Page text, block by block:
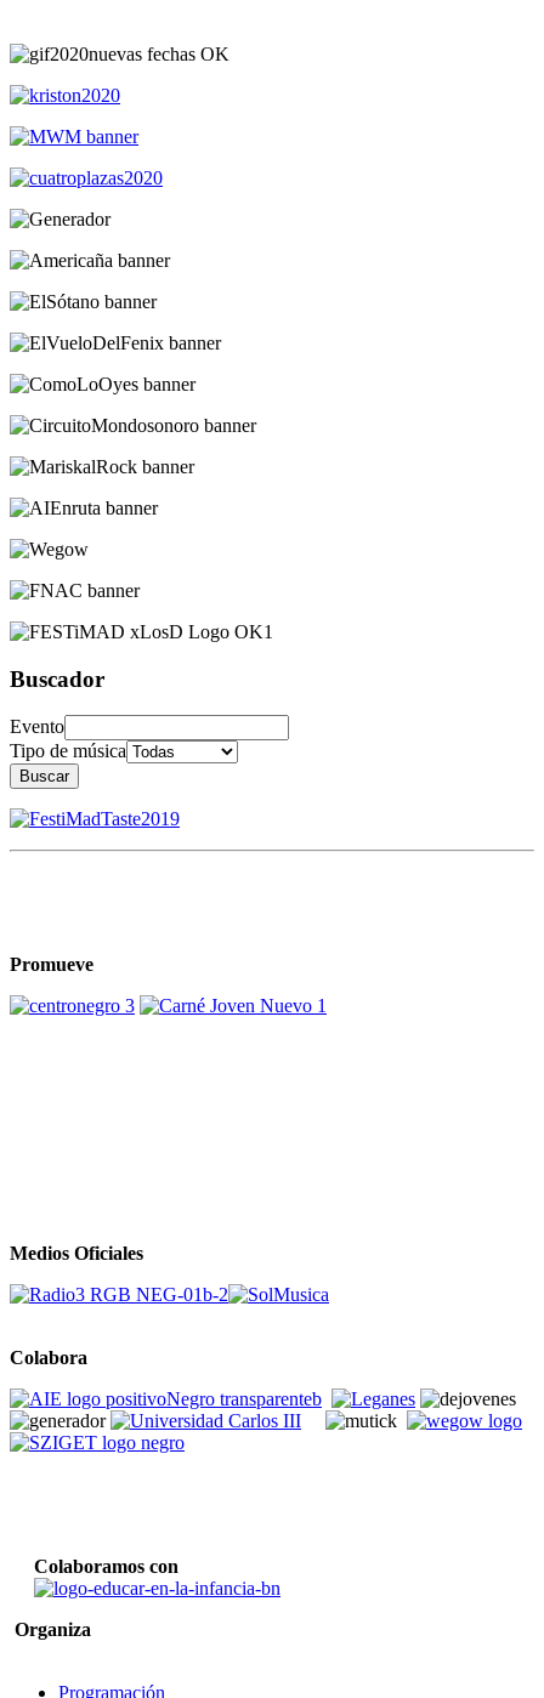
Buscador
Evento
Tipo de música
Buscar
Promueve
Medios Oficiales
Colabora
Colaboramos con
Organiza
Programación